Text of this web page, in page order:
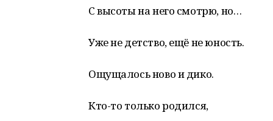
С высоты на него смотрю, но…
Уже не детство, ещё не юность.
Ощущалось ново и дико.
Кто-то только родился,